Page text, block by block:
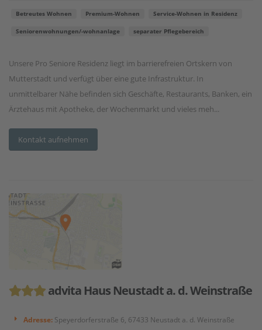
Betreutes Wohnen Premium-Wohnen Service-Wohnen in Residenz
Seniorenwohnungen/-wohnanlage separater Pflegebereich
Unsere Pro Seniore Residenz liegt im barrierefreien Ortskern von
Mutterstadt und verfügt über eine gute Infrastruktur. In
unmittelbarer Nähe befinden sich Geschäfte, Restaurants, Banken, ein
Ärztehaus mit Apotheke, der Wochenmarkt und vieles meh...
Kontakt aufnehmen
advita Haus Neustadt a. d. Weinstraße
Adresse: Speyerdorferstraße 6, 67433 Neustadt a. d. Weinstraße